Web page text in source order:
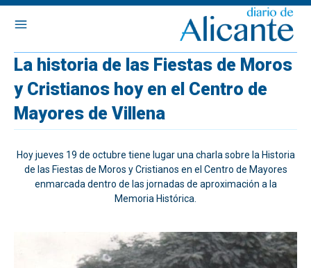
La historia de las Fiestas de Moros
y Cristianos hoy en el Centro de
Mayores de Villena
Hoy jueves 19 de octubre tiene lugar una charla sobre la Historia
de las Fiestas de Moros y Cristianos en el Centro de Mayores
enmarcada dentro de las jornadas de aproximación a la
Memoria Histórica.